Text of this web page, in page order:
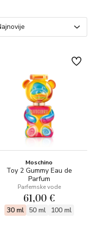
Moschino
Toy 2 Gummy Eau de
Parfum
Parfemske vode
61,00 €
30 ml 50 ml 100 ml